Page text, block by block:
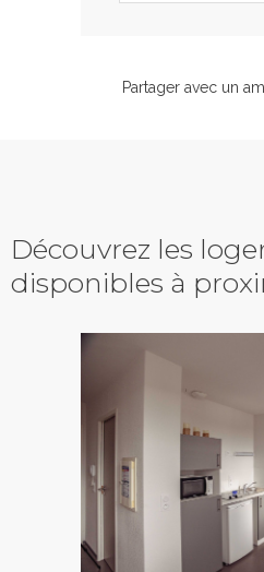
Partager avec un
Découvrez les
disponibles à